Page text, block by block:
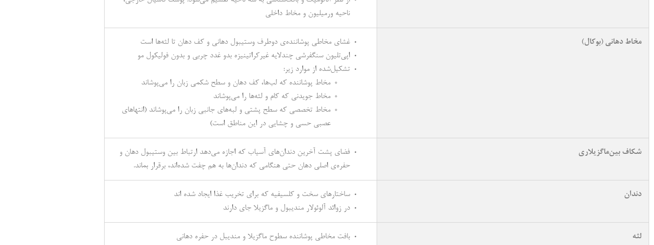
ناحیه ورمیلیون و مخاط داخلی
مخاط دهانی (بوکال)
غشای مخاطی پوشاننده‌ی دوطرف وستیبول دهانی و کف دهان تا لثه‌ها است
اپی‌تلیون سنگفرشی چندلایه غیرکراتینیزه بدو غدد چربی و بدون فولیکول مو
تشکیل‌شده از موارد زیر:
مخاط پوشاننده که لب‌ها، کف دهان و سطح شکمی زبان را می‌پوشاند
مخاط جویدنی که کام و لثه‌ها را می‌پوشاند
مخاط تخصصی که سطح پشتی و لبه‌های جانبی زبان را می‌پوشاند (انتهاهای
عصبی حسی و چشایی در این مناطق است)
شکاف بین‌ماگزیلاری
فضای پشت آخرین دندان‌های آسیاب که اجازه می‌دهد ارتباط بین وستیبول دهان و
حفره‌ی اصلی دهان حتی هنگامی که دندان‌ها به هم چفت شده‌اند، برقرار بماند.
دندان
ساختارهای سخت و کلسیفیه که برای تخریب غذا ایجاد شده اند
در زوائد آلوئولار مندیبول و ماگزیلا جای دارند
لثه
بافت مخاطی پوشاننده سطوح ماگزیلا و مندیبل در حفره دهانی